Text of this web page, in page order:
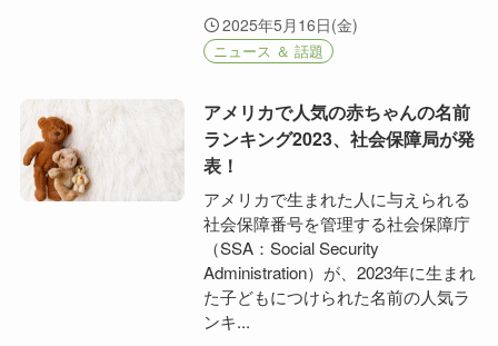
2025年5月16日(金)
ニュース ＆ 話題
アメリカで人気の赤ちゃんの名前
ランキング2023、社会保障局が発
表！
アメリカで生まれた人に与えられる
社会保障番号を管理する社会保障庁
（SSA：Social Security
Administration）が、2023年に生まれ
た子どもにつけられた名前の人気ラ
ンキ...